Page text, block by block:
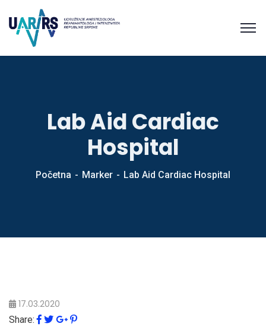
Lab Aid Cardiac
Hospital
Početna Marker Lab Aid Cardiac Hospital
17.03.2020
Share: